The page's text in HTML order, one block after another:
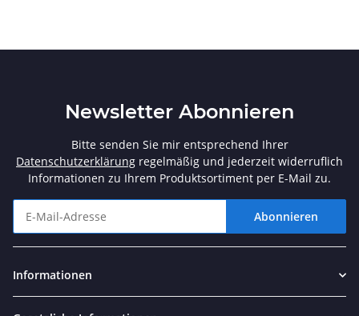
Newsletter Abonnieren
Bitte senden Sie mir entsprechend Ihrer
Datenschutzerklärung regelmäßig und jederzeit widerruflich
Informationen zu Ihrem Produktsortiment per E-Mail zu.
Abonnieren
Informationen